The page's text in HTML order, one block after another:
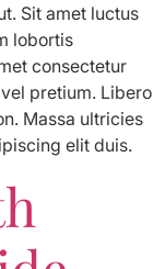
Sit amet luctus
lobortis
consectetur
pretium. Libero
Massa ultricies
elit duis.